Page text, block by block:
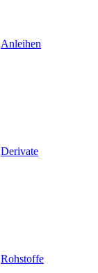
Anleihen
Derivate
Rohstoffe